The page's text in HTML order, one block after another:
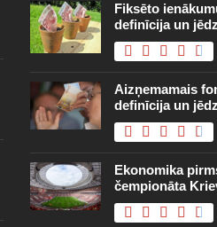
Fiksēto
definīcija un
Aizņemamais
definīcija un
Ekonomika
čempionāta